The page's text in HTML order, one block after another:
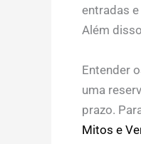
entradas
Além
Entender
uma
prazo.
Mitos e